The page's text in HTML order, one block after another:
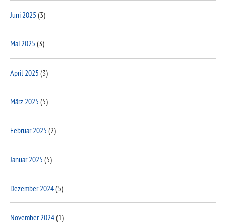
Juni 2025 (3)
Mai 2025 (3)
April 2025 (3)
März 2025 (5)
Februar 2025 (2)
Januar 2025 (5)
Dezember 2024(5)
November 2024(1)